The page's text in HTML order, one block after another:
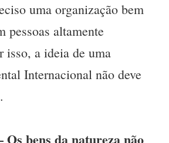
uma organização bem
pessoas altamente
isso, a ideia de uma
Internacional não deve